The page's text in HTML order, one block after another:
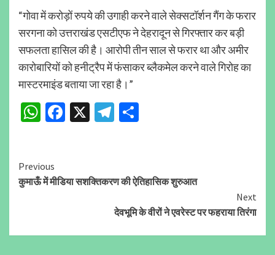
“गोवा में करोड़ों रुपये की उगाही करने वाले सेक्सटॉर्शन गैंग के फरार
सरगना को उत्तराखंड एसटीएफ ने देहरादून से गिरफ्तार कर बड़ी
सफलता हासिल की है। आरोपी तीन साल से फरार था और अमीर
कारोबारियों को हनीट्रैप में फंसाकर ब्लैकमेल करने वाले गिरोह का
मास्टरमाइंड बताया जा रहा है।”
WhatsApp
Facebook
X Telegram
Continue
Reading
Previous
कुमाऊँ में मीडिया सशक्तिकरण की ऐतिहासिक शुरुआत
Next
देवभूमि के वीरों ने एवरेस्ट पर फहराया तिरंगा